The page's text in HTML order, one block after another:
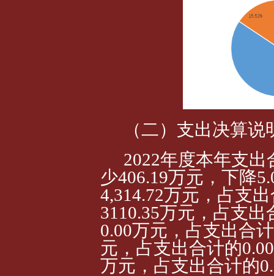
（二）支出决算说
2022年度本年支出
少406.19万元，下降
4,314.72万元，占支
3110.35万元，占支
0.00万元，占支出合
元，占支出合计的
万元，占支出合计的